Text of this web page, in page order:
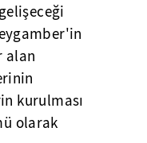
alan
kurulması
olarak